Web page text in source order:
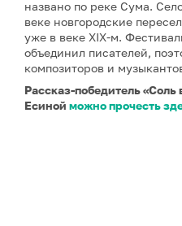
названо по реке Сума.
веке новгородские
уже в веке XIX-м.
объединил писателей,
композиторов и
Рассказ-победитель
Есиной можно прочесть